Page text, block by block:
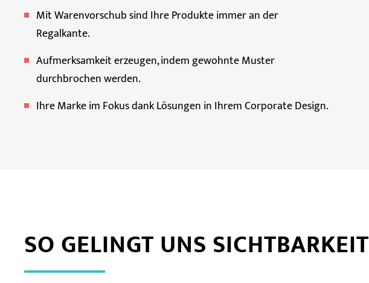
Mit Warenvorschub sind Ihre Produkte immer an der
Regalkante.
Aufmerksamkeit erzeugen, indem gewohnte Muster
durchbrochen werden.
Ihre Marke im Fokus dank Lösungen in Ihrem Corporate Design.
SO GELINGT UNS SICHTBARKEIT